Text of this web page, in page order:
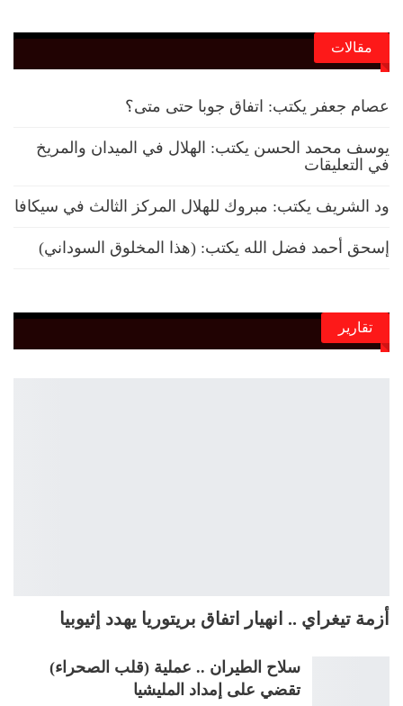
مقالات
عصام جعفر يكتب: اتفاق جوبا حتى متى؟
يوسف محمد الحسن يكتب: الهلال في الميدان والمريخ
في التعليقات
ود الشريف يكتب: مبروك للهلال المركز الثالث في سيكافا
إسحق أحمد فضل الله يكتب: (هذا المخلوق السوداني)
تقارير
أزمة تيغراي .. انهيار اتفاق بريتوريا يهدد إثيوبيا
سلاح الطيران .. عملية (قلب الصحراء)
تقضي على إمداد المليشيا